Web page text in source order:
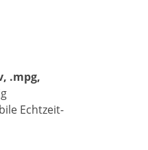
.mpg,
Echtzeit-